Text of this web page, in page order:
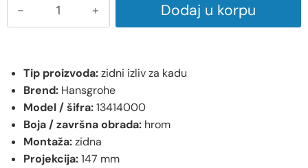
Dodaj u korpu
Tip proizvoda:zidni izliv za kadu
Brend: Hansgrohe
Model / šifra:13414000
Boja / završna obrada: hrom
Montaža:zidna
Projekcija:147 mm